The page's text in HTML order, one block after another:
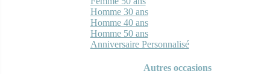
Homme 30 ans
Homme 40 ans
Homme 50 ans
Anniversaire Personnalisé
Autres occasions